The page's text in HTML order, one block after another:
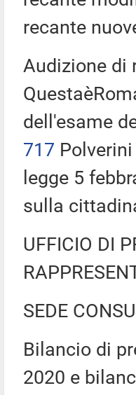
recante
Audizione di
dell'esame
717
legge 5
sulla
UFFICIO DI
SEDE
Bilancio di
2020 e